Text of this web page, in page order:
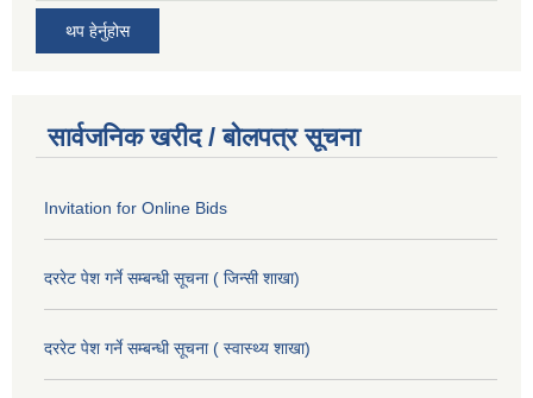
थप हेर्नुहोस
सार्वजनिक खरीद / बोलपत्र सूचना
Invitation for Online Bids
दररेट पेश गर्ने सम्बन्धी सूचना ( जिन्सी शाखा)
दररेट पेश गर्ने सम्बन्धी सूचना ( स्वास्थ्य शाखा)